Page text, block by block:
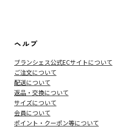
ヘルプ
ブランシェス公式ECサイトについて
ご注文について
配送について
返品・交換について
サイズについて
会員について
ポイント・クーポン等について